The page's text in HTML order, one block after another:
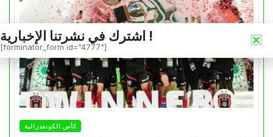
كأس الكونفدرالية
اشترك في نشرتنا الإخبارية !
[forminator_form id="4777"]